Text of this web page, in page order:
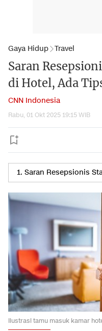
Gaya Hidup Travel
Saran
di Hotel, Ada
CNN Indonesia
Rabu, 01 Okt 2025 19:15 WIB
Ilustrasi tamu masuk kamar